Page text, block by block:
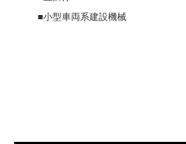
■小型車両系建設機械